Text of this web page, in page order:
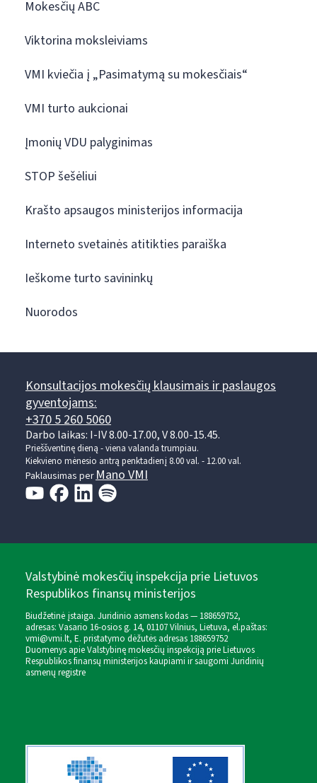
Mokesčių ABC
Viktorina moksleiviams
VMI kviečia į „Pasimatymą su mokesčiais“
VMI turto aukcionai
Įmonių VDU palyginimas
STOP šešėliui
Krašto apsaugos ministerijos informacija
Interneto svetainės atitikties paraiška
Ieškome turto savininkų
Nuorodos
Konsultacijos mokesčių klausimais ir paslaugos
gyventojams:
+370 5 260 5060
Darbo laikas: I-IV 8.00-17.00, V 8.00-15.45.
Prieššventinę dieną - viena valanda trumpiau.
Kiekvieno mėnesio antrą penktadienį 8.00 val. - 12.00 val.
Paklausimas perMano VMI
Valstybinė mokesčių inspekcija prie Lietuvos
Respublikos finansų ministerijos
Biudžetinė įstaiga. Juridinio asmens kodas — 188659752,
adresas: Vasario 16-osios g. 14, 01107 Vilnius, Lietuva, el.paštas:
vmi@vmi.lt, E. pristatymo dėžutės adresas 188659752
Duomenys apie Valstybinę mokesčių inspekciją prie Lietuvos
Respublikos finansų ministerijos kaupiami ir saugomi Juridinių
asmenų registre